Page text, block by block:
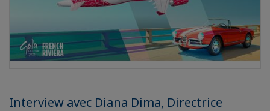
Interview avec Diana Dima, Directrice